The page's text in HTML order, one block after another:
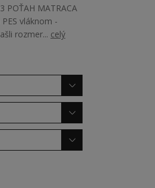
POŤAH MATRACA
vláknom -
rozmer... celý